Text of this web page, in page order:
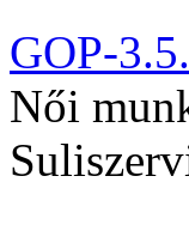
GOP-
Női